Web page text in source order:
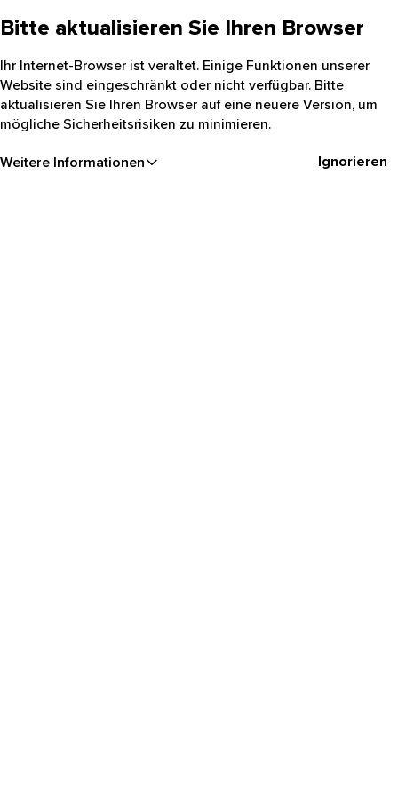
Bitte aktualisieren Sie Ihren Browser
Ihr Internet-Browser ist veraltet. Einige Funktionen unserer
Website sind eingeschränkt oder nicht verfügbar. Bitte
aktualisieren Sie Ihren Browser auf eine neuere Version, um
mögliche Sicherheitsrisiken zu minimieren.
Weitere Informationen Ignorieren